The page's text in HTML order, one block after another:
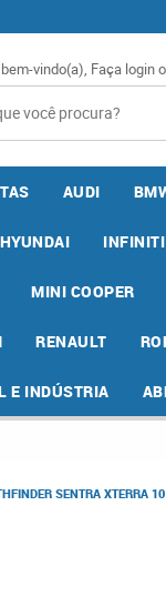
vindo(a), Faça login
AUDI
HYUNDAI INFINITI
MINI COOPER
RENAULT
E INDÚSTRIA
SENTRA XTERRA